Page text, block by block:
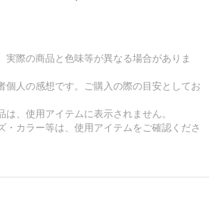
実際の商品と色味等が異なる場合がありま
個人の感想です。ご購入の際の目安としてお
、使用アイテムに表示されません。
・カラー等は、使用アイテムをご確認くださ